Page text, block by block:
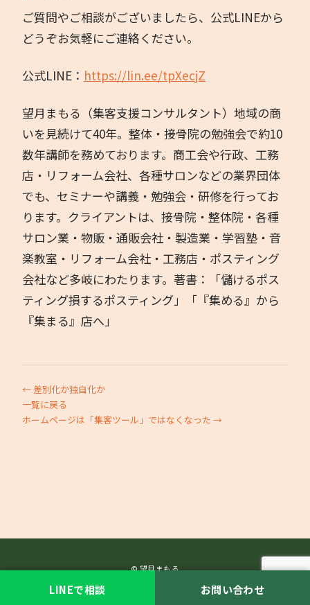
ご質問やご相談がございましたら、公式LINEから
どうぞお気軽にご連絡ください。
公式LINE： https://lin.ee/tpXecjZ
望月まもる（集客支援コンサルタント）地域の商
いを見続けて40年。整体・接骨院の勉強会で約10
数年講師を務めております。商工会や行政、工務
店・リフォーム会社、各種サロンなどの業界団体
でも、セミナーや講義・勉強会・研修を行ってお
ります。クライアントは、接骨院・整体院・各種
サロン業・物販・通販会社・製造業・学習塾・音
楽教室・リフォーム会社・工務店・ポスティング
会社など多岐にわたります。著書：「儲けるポス
ティング損するポスティング」「『集める』から
『集まる』店へ」
← 差別化か独自化か
一覧に戻る
ホームページは「集客ツール」ではなくなった →
© 望月まもる
LINEで相談 お問い合わせ